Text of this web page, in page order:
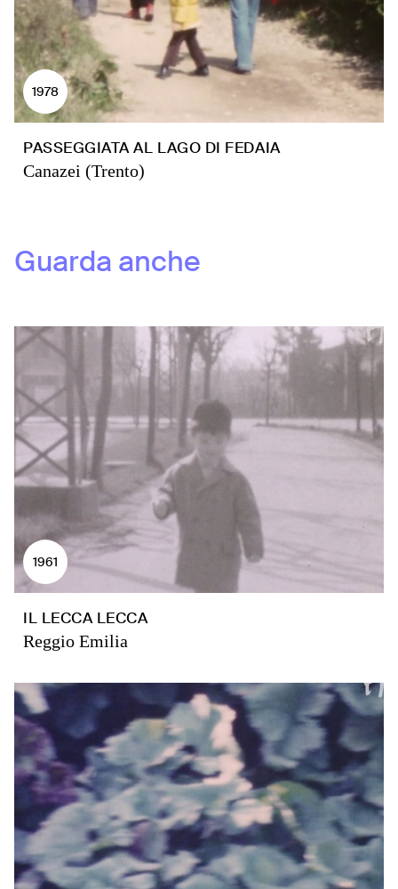
1978
PASSEGGIATA AL LAGO DI FEDAIA
Canazei (Trento)
Guarda anche
1961
IL LECCA LECCA
Reggio Emilia